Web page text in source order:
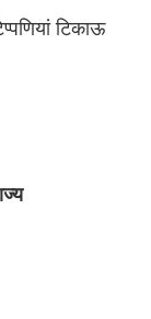
टिकाऊ